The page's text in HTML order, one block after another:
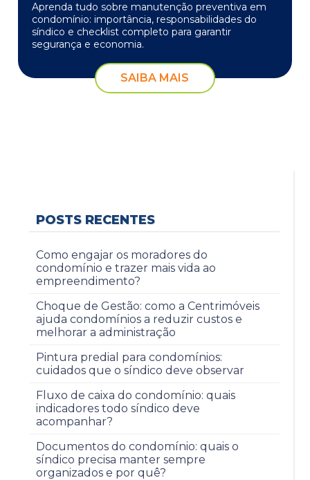
Aprenda tudo sobre manutenção preventiva em
condomínio: importância, responsabilidades do
síndico e checklist completo para garantir
segurança e economia.
SAIBA MAIS
POSTS RECENTES
Como engajar os moradores do
condomínio e trazer mais vida ao
empreendimento?
Choque de Gestão: como a Centrimóveis
ajuda condomínios a reduzir custos e
melhorar a administração
Pintura predial para condomínios:
cuidados que o síndico deve observar
Fluxo de caixa do condomínio: quais
indicadores todo síndico deve
acompanhar?
Documentos do condomínio: quais o
síndico precisa manter sempre
organizados e por quê?